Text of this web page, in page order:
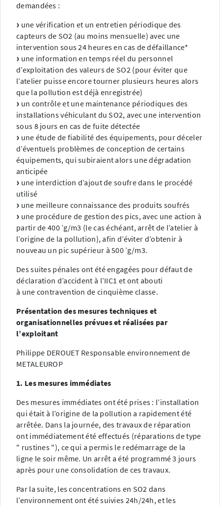
demandées :
une vérification et un entretien périodique des
capteurs de SO2 (au moins mensuelle) avec une
intervention sous 24 heures en cas de défaillance*
une information en temps réel du personnel
d’exploitation des valeurs de SO2 (pour éviter que
l’atelier puisse encore tourner plusieurs heures alors
que la pollution est déjà enregistrée)
un contrôle et une maintenance périodiques des
installations véhiculant du SO2, avec une intervention
sous 8 jours en cas de fuite détectée
une étude de fiabilité des équipements, pour déceler
d’éventuels problèmes de conception de certains
équipements, qui subiraient alors une dégradation
anticipée
une interdiction d’ajout de soufre dans le procédé
utilisé
une meilleure connaissance des produits soufrés
une procédure de gestion des pics, avec une action à
partir de 400 ’g/m3 (le cas échéant, arrêt de l’atelier à
l’origine de la pollution), afin d’éviter d’obtenir à
nouveau un pic supérieur à 500 ’g/m3.
Des suites pénales ont été engagées pour défaut de
déclaration d’accident à l’IIC1 et ont abouti
à une contravention de cinquième classe.
Présentation des mesures techniques et
organisationnelles prévues et réalisées par
l’exploitant
Philippe DEROUET Responsable environnement de
METALEUROP
1. Les mesures immédiates
Des mesures immédiates ont été prises : l’installation
qui était à l’origine de la pollution a rapidement été
arrêtée. Dans la journée, des travaux de réparation
ont immédiatement été effectués (réparations de type
" rustines "), ce qui a permis le redémarrage de la
ligne le soir même. Un arrêt a été programmé 3 jours
après pour une consolidation de ces travaux.
Par la suite, les concentrations en SO2 dans
l’environnement ont été suivies 24h/24h, et les